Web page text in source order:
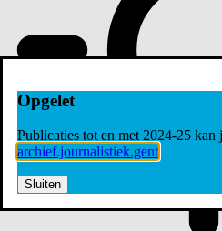
Opgelet
Publicaties tot en met 2024-25 kan
archief.journalistiek.gent
Sluiten